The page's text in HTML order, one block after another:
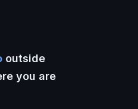
outside
you are